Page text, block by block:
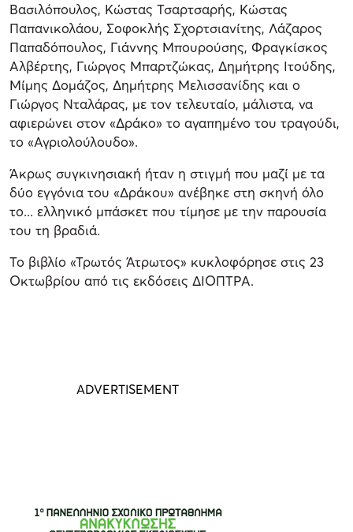
Βασιλόπουλος, Κώστας Τσαρτσαρής, Κώστας
Παπανικολάου, Σοφοκλής Σχορτσιανίτης, Λάζαρος
Παπαδόπουλος, Γιάννης Μπουρούσης, Φραγκίσκος
Αλβέρτης, Γιώργος Μπαρτζώκας, Δημήτρης Ιτούδης,
Μίμης Δομάζος, Δημήτρης Μελισσανίδης και ο
Γιώργος Νταλάρας, με τον τελευταίο, μάλιστα, να
αφιερώνει στον «Δράκο» το αγαπημένο του τραγούδι,
το «Αγριολούλουδο».
Άκρως συγκινησιακή ήταν η στιγμή που μαζί με τα
δύο εγγόνια του «Δράκου» ανέβηκε στη σκηνή όλο
το... ελληνικό μπάσκετ που τίμησε με την παρουσία
του τη βραδιά.
Το βιβλίο «Τρωτός Άτρωτος» κυκλοφόρησε στις 23
Οκτωβρίου από τις εκδόσεις ΔΙΟΠΤΡΑ.